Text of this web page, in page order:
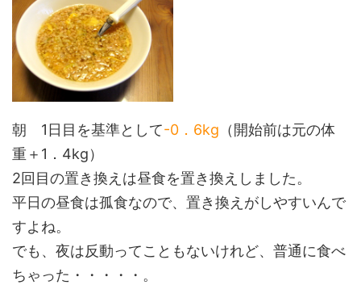
朝 1日目を基準として-0．6kg （開始前は元の体
重＋1．4kg）
2回目の置き換えは昼食を置き換えしました。
平日の昼食は孤食なので、置き換えがしやすいんで
すよね。
でも、夜は反動ってこともないけれど、普通に食べ
ちゃった・・・・・。